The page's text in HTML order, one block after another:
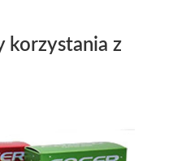
korzystania z